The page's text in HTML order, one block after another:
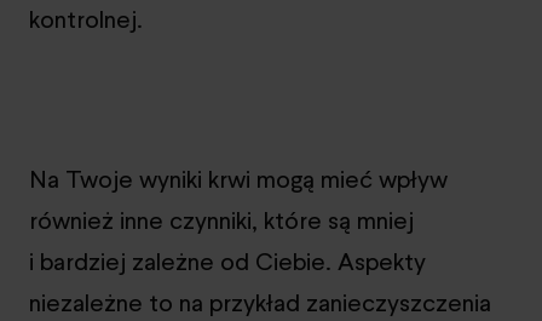
kontrolnej.
Na Twoje wyniki krwi mogą mieć wpływ
również inne czynniki, które są mniej
i bardziej zależne od Ciebie. Aspekty
niezależne to na przykład zanieczyszczenia